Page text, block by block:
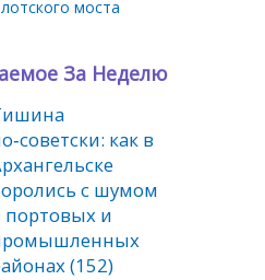
моста
За Неделю
как в
с шумом
портовых и
(152)